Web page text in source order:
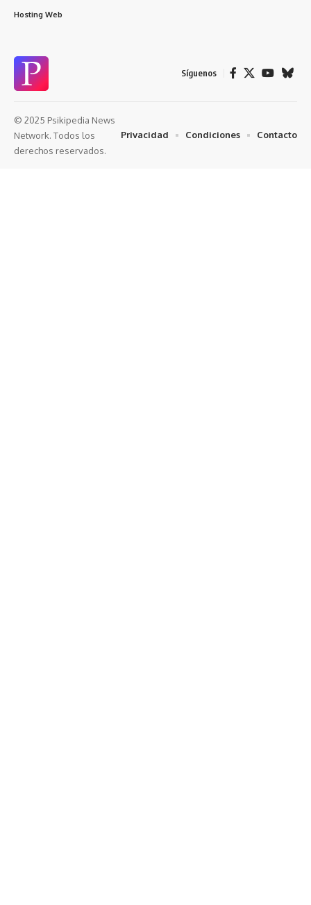
Hosting Web
Síguenos
© 2025 Psikipedia News
Network. Todos los
derechos reservados.
Privacidad Condiciones Contacto